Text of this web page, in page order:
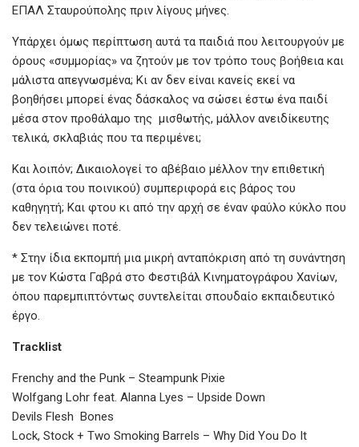
ΕΠΑΛ Σταυρούπολης πριν λίγους μήνες.
Υπάρχει όμως περίπτωση αυτά τα παιδιά που λειτουργούν με
όρους «συμμορίας» να ζητούν με τον τρόπο τους βοήθεια και
μάλιστα απεγνωσμένα; Κι αν δεν είναι κανείς εκεί να
βοηθήσει μπορεί ένας δάσκαλος να σώσει έστω ένα παιδί
μέσα στον προθάλαμο της μισθωτής, μάλλον ανειδίκευτης
τελικά, σκλαβιάς που τα περιμένει;
Και λοιπόν; Δικαιολογεί το αβέβαιο μέλλον την επιθετική
(στα όρια του ποινικού) συμπεριφορά εις βάρος του
καθηγητή; Και φτου κι από την αρχή σε έναν φαύλο κύκλο που
δεν τελειώνει ποτέ.
* Στην ίδια εκπομπή μια μικρή ανταπόκριση από τη συνάντηση
με τον Κώστα Γαβρά στο Φεστιβάλ Κινηματογράφου Χανίων,
όπου παρεμπιπτόντως συντελείται σπουδαίο εκπαιδευτικό
έργο.
Tracklist
Frenchy and the Punk – Steampunk Pixie
Wolfgang Lohr feat. Alanna Lyes – Upside Down
Devils Flesh Bones
Lock, Stock + Two Smoking Barrels – Why Did You Do It